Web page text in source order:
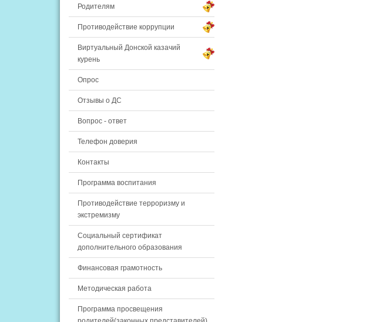
Родителям
Противодействие коррупции
Виртуальный Донской казачий
курень
Опрос
Отзывы о ДС
Вопрос - ответ
Телефон доверия
Контакты
Программа воспитания
Противодействие терроризму и
экстремизму
Социальный сертификат
дополнительного образования
Финансовая грамотность
Методическая работа
Программа просвещения